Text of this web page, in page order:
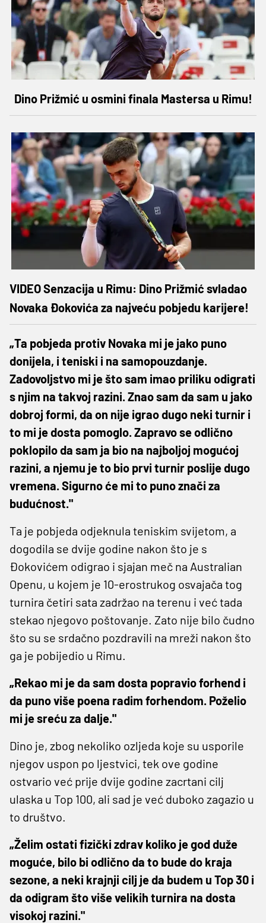
Dino Prižmić u osmini finala Mastersa u Rimu!
VIDEO Senzacija u Rimu: Dino Prižmić svladao
Novaka Đokovića za najveću pobjedu karijere!
„Ta pobjeda protiv Novaka mi je jako puno
donijela, i teniski i na samopouzdanje.
Zadovoljstvo mi je što sam imao priliku odigrati
s njim na takvoj razini. Znao sam da sam u jako
dobroj formi, da on nije igrao dugo neki turnir i
to mi je dosta pomoglo. Zapravo se odlično
poklopilo da sam ja bio na najboljoj mogućoj
razini, a njemu je to bio prvi turnir poslije dugo
vremena. Sigurno će mi to puno znači za
budućnost."
Ta je pobjeda odjeknula teniskim svijetom, a
dogodila se dvije godine nakon što je s
Đokovićem odigrao i sjajan meč na Australian
Openu, u kojem je 10-erostrukog osvajača tog
turnira četiri sata zadržao na terenu i već tada
stekao njegovo poštovanje. Zato nije bilo čudno
što su se srdačno pozdravili na mreži nakon što
ga je pobijedio u Rimu.
„Rekao mi je da sam dosta popravio forhend i
da puno više poena radim forhendom. Poželio
mi je sreću za dalje."
Dino je, zbog nekoliko ozljeda koje su usporile
njegov uspon po ljestvici, tek ove godine
ostvario već prije dvije godine zacrtani cilj
ulaska u Top 100, ali sad je već duboko zagazio u
to društvo.
„Želim ostati fizički zdrav koliko je god duže
moguće, bilo bi odlično da to bude do kraja
sezone, a neki krajnji cilj je da budem u Top 30 i
da odigram što više velikih turnira na dosta
visokoj razini."